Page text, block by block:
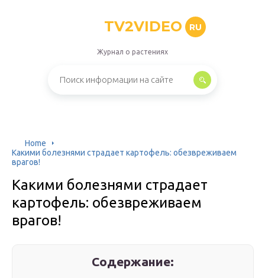
TV2VIDEO RU
Журнал о растениях
Home
Какими болезнями страдает картофель: обезвреживаем
врагов!
Какими болезнями страдает
картофель: обезвреживаем
врагов!
Содержание: